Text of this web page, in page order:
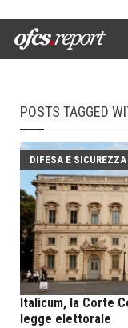
POSTS TAGGED
DIFESA E
Italicum, la Corte
legge elettorale